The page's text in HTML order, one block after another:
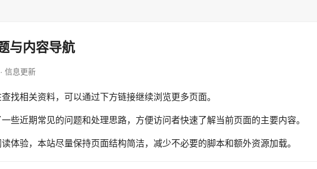
与内容导航
信息更新
找相关资料，可以通过下方链接继续浏览更多页面。
些近期常见的问题和处理思路，方便访问者快速了解当前页面的主要内容。
体验，本站尽量保持页面结构简洁，减少不必要的脚本和额外资源加载。